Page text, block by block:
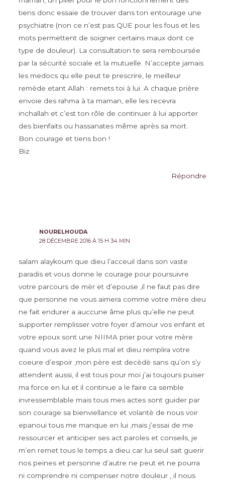
tiens donc essaie de trouver dans ton entourage une
psychiatre (non ce n’est pas QUE pour les fous et les
mots permettent de soigner certains maux dont ce
type de douleur). La consultation te sera remboursée
par la sécurité sociale et la mutuelle. N’accepte jamais
les medocs qu elle peut te prescrire, le meilleur
remède etant Allah : remets toi à lui. A chaque prière
envoie des rahma à ta maman, elle les recevra
inchallah et c’est ton rôle de continuer à lui apporter
des bienfaits ou hassanates même après sa mort.
Bon courage et tiens bon !
Biz
Répondre
NOURELHOUDA
28 DÉCEMBRE 2016 À 15 H 34 MIN
salam alaykoum que dieu l’acceuil dans son vaste
paradis et vous donne le courage pour poursuivre
votre parcours de mèr et d’epouse ,il ne faut pas dire
que personne ne vous aimera comme votre mère dieu
ne fait endurer a auccune âme plus qu’elle ne peut
supporter remplisser votre foyer d’amour vos enfant et
votre epoux sont une NIIMA prier pour votre mère
quand vous avez le plus mal et dieu remplira votre
coeure d’espoir ,mon père est decèdè sans qu’on s’y
attendent aussi, il est tous pour moi j’ai toujours puiser
ma force en lui et il continue a le faire ca semble
invressemblable mais tous mes actes sont guider par
son courage sa bienviellance et volantè de nous voir
epanoui tous me manque en lui ,mais j’essai de me
ressourcer et anticiper ses act paroles et conseils, je
m’en remet tous le temps a dieu car lui seul sait guerir
nos peines et personne d’autre ne peut et ne pourra
ni comprendre ni compenser notre douleur , il nous